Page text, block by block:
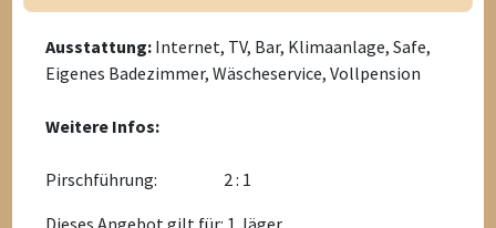
Ausstattung: Internet, TV, Bar, Klimaanlage, Safe,
Eigenes Badezimmer, Wäscheservice, Vollpension
Weitere Infos:
Pirschführung:
2 : 1